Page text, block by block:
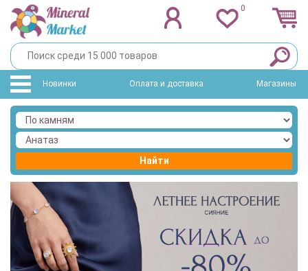
0
Новинки Оплата и доставка Магазины
Найти